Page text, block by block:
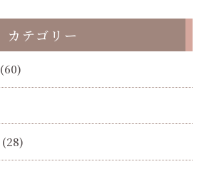
カテゴリー
(60)
(28)